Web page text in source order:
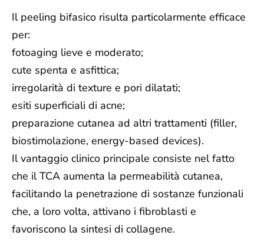
Il peeling bifasico risulta particolarmente efficace
per:
fotoaging lieve e moderato;
cute spenta e asfittica;
irregolarità di texture e pori dilatati;
esiti superficiali di acne;
preparazione cutanea ad altri trattamenti (filler,
biostimolazione, energy-based devices).
Il vantaggio clinico principale consiste nel fatto
che il TCA aumenta la permeabilità cutanea,
facilitando la penetrazione di sostanze funzionali
che, a loro volta, attivano i fibroblasti e
favoriscono la sintesi di collagene.